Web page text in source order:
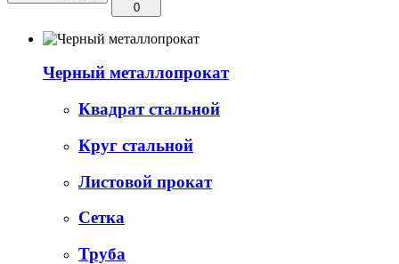
0
Черный металлопрокат
Квадрат стальной
Круг стальной
Листовой прокат
Сетка
Труба